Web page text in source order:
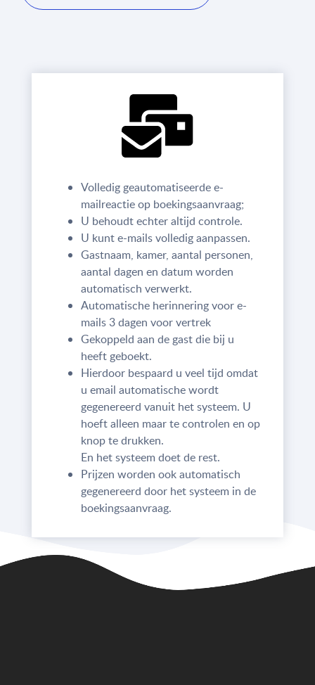
Volledig geautomatiseerde e-
mailreactie op boekingsaanvraag;
U behoudt echter altijd controle.
U kunt e-mails volledig aanpassen.
Gastnaam, kamer, aantal personen,
aantal dagen en datum worden
automatisch verwerkt.
Automatische herinnering voor e-
mails 3 dagen voor vertrek
Gekoppeld aan de gast die bij u
heeft geboekt.
Hierdoor bespaard u veel tijd omdat
u email automatische wordt
gegenereerd vanuit het systeem. U
hoeft alleen maar te controlen en op
knop te drukken.
En het systeem doet de rest.
Prijzen worden ook automatisch
gegenereerd door het systeem in de
boekingsaanvraag.